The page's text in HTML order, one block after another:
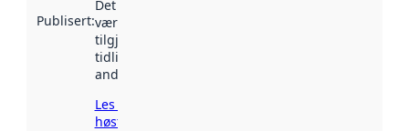
Publisert:
Det kan ha
vært
tilgjengelig
tidligere
andre steder.
Les mer om
høsting her